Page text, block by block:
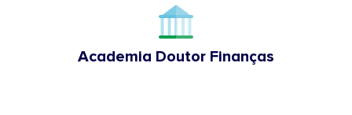
Academia Doutor Finanças